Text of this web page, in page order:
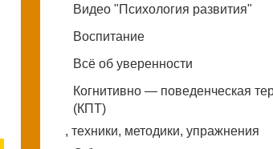
Видео "Психология развития"
Воспитание
Всё об уверенности
Когнитивно — поведенческая
(КПТ)
, техники, методики, упражнения